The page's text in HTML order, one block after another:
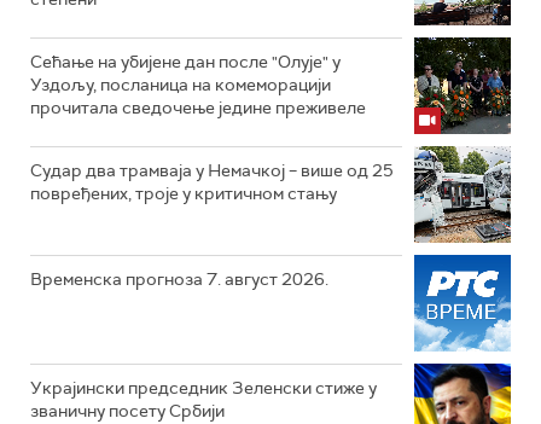
Сећање на убијене дан после "Олује" у
Уздољу, посланица на комеморацији
прочитала сведочење једине преживеле
Судар два трамваја у Немачкој – више од 25
повређених, троје у критичном стању
Временска прогноза 7. август 2026.
Украјински председник Зеленски стиже у
званичну посету Србији